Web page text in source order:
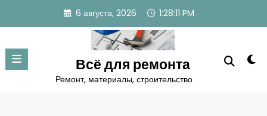
содержимому
6 августа, 2026 1:28:12 PM
Всё для ремонта
Ремонт, материалы, строительство